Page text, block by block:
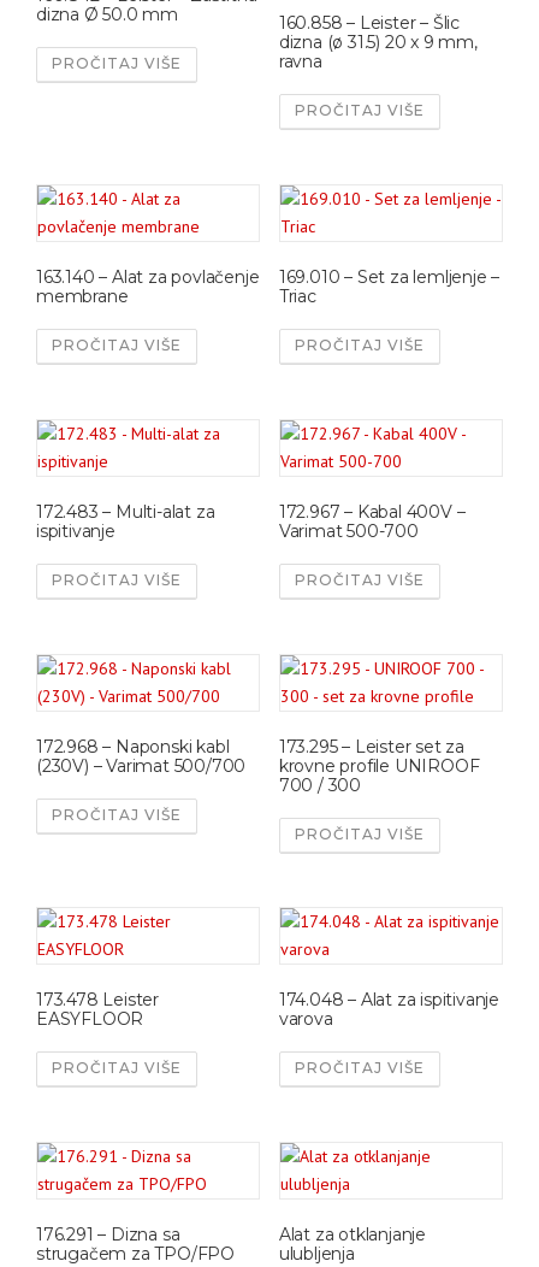
dizna Ø 50.0 mm
PROČITAJ VIŠE
160.858 – Leister – Šlic
dizna (ø 31.5) 20 x 9 mm,
ravna
PROČITAJ VIŠE
163.140 – Alat za povlačenje
membrane
PROČITAJ VIŠE
169.010 – Set za lemljenje –
Triac
PROČITAJ VIŠE
172.483 – Multi-alat za
ispitivanje
PROČITAJ VIŠE
172.967 – Kabal 400V –
Varimat 500-700
PROČITAJ VIŠE
172.968 – Naponski kabl
(230V) – Varimat 500/700
PROČITAJ VIŠE
173.295 – Leister set za
krovne profile UNIROOF
700 / 300
PROČITAJ VIŠE
173.478 Leister
EASYFLOOR
PROČITAJ VIŠE
174.048 – Alat za ispitivanje
varova
PROČITAJ VIŠE
176.291 – Dizna sa
strugačem za TPO/FPO
Alat za otklanjanje
ulubljenja